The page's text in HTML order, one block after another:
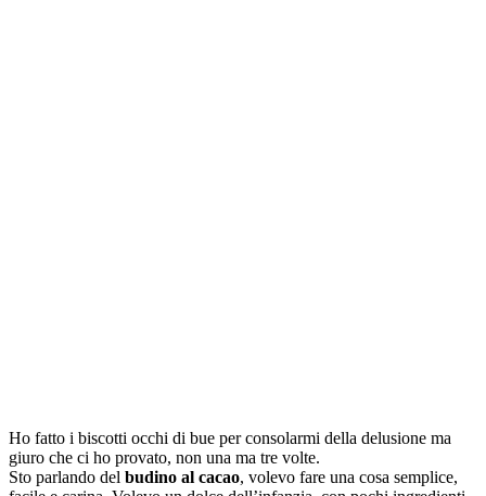
Ho fatto i biscotti occhi di bue per consolarmi della delusione ma
giuro che ci ho provato, non una ma tre volte.
Sto parlando del budino al cacao, volevo fare una cosa semplice,